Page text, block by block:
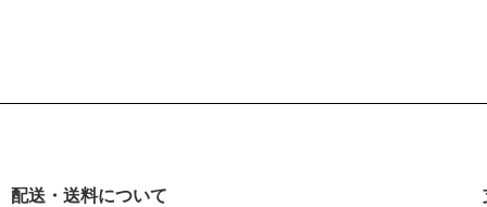
配送・送料について